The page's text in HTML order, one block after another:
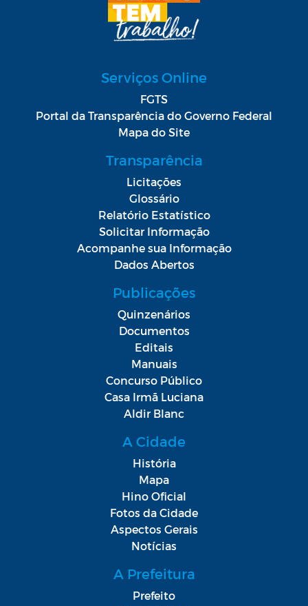
Serviços Online
FGTS
Portal da Transparência do Governo Federal
Mapa do Site
Transparência
Licitações
Glossário
Relatório Estatístico
Solicitar Informação
Acompanhe sua Informação
Dados Abertos
Publicações
Quinzenários
Documentos
Editais
Manuais
Concurso Público
Casa Irmã Luciana
Aldir Blanc
A Cidade
História
Mapa
Hino Oficial
Fotos da Cidade
Aspectos Gerais
Notícias
A Prefeitura
Prefeito